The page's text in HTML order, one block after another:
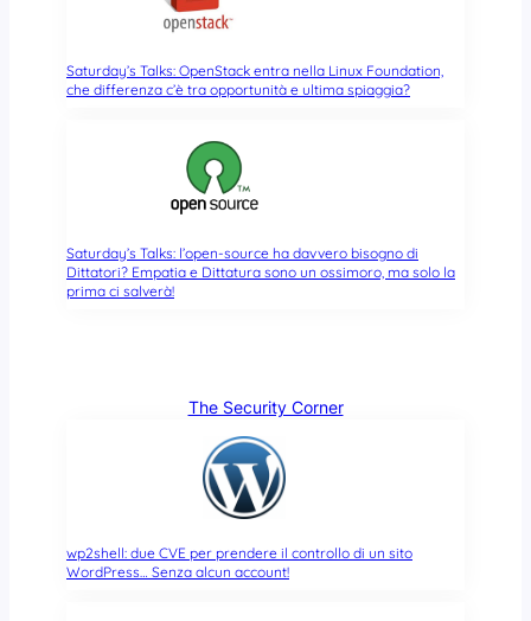
Saturday’s Talks: OpenStack entra nella Linux Foundation,
che differenza c’è tra opportunità e ultima spiaggia?
Saturday’s Talks: l’open-source ha davvero bisogno di
Dittatori? Empatia e Dittatura sono un ossimoro, ma solo la
prima ci salverà!
The Security Corner
wp2shell: due CVE per prendere il controllo di un sito
WordPress… Senza alcun account!